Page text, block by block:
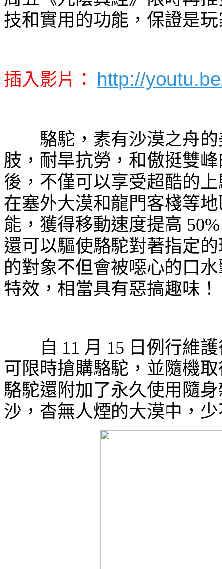
技和實用的功能，保證是
插入影片： http://
駱駝，素有沙漠之舟的
肢，耐旱抗勞，和傲挺雙
後，不僅可以享受超酷的
在塞外大漠和龍門客棧等
能，獲得移動速度提高 50%
還可以驅使駱駝對著指定
的對象不但會被噁心的口
特效，相當具有惡搞趣味！
自 11 月 15 日例行維
可限時搶購駱駝，並隨機
駱駝還附加了永久使用隨
沙，杳無人煙的大漠中，